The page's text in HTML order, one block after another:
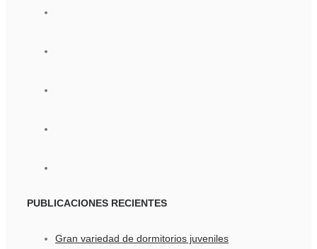
PUBLICACIONES RECIENTES
Gran variedad de dormitorios juveniles